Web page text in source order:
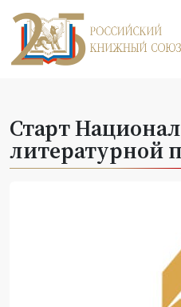
Старт
литературной